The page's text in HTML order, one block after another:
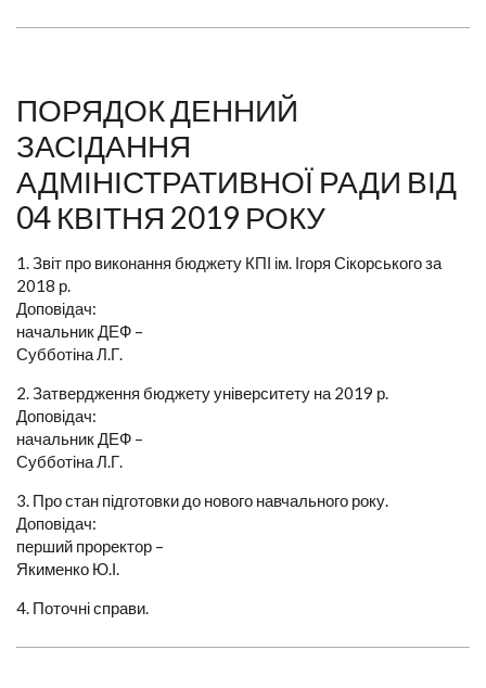
ПОРЯДОК ДЕННИЙ
ЗАСІДАННЯ
АДМІНІСТРАТИВНОЇ РАДИ ВІД
04 КВІТНЯ 2019 РОКУ
1. Звіт про виконання бюджету КПІ ім. Ігоря Сікорського за
2018 р.
Доповідач:
начальник ДЕФ –
Субботіна Л.Г.
2. Затвердження бюджету університету на 2019 р.
Доповідач:
начальник ДЕФ –
Субботіна Л.Г.
3. Про стан підготовки до нового навчального року.
Доповідач:
перший проректор –
Якименко Ю.І.
4. Поточні справи.